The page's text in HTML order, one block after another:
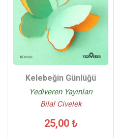
Kelebeğin Günlüğü
Yediveren Yayınları
Bilal Civelek
25,00 ₺